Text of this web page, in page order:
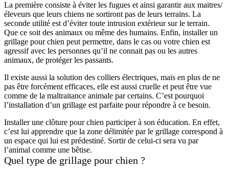
La première consiste à éviter les fugues et ainsi garantir aux maitres/
éleveurs que leurs chiens ne sortiront pas de leurs terrains. La
seconde utilité est d’éviter toute intrusion extérieur sur le terrain.
Que ce soit des animaux ou même des humains. Enfin, installer un
grillage pour chien peut permettre, dans le cas ou votre chien est
agressif avec les personnes qu’il ne connait pas ou les autres
animaux, de protéger les passants.
Il existe aussi la solution des colliers électriques, mais en plus de ne
pas être forcément efficaces, elle est aussi cruelle et peut être vue
comme de la maltraitance animale par certains. C’est pourquoi
l’installation d’un grillage est parfaite pour répondre à ce besoin.
Installer une clôture pour chien participer à son éducation. En effet,
c’est lui apprendre que la zone délimitée par le grillage correspond à
un espace qui lui est prédestiné. Sortir de celui-ci sera vu par
l’animal comme une bêtise.
Quel type de grillage pour chien ?